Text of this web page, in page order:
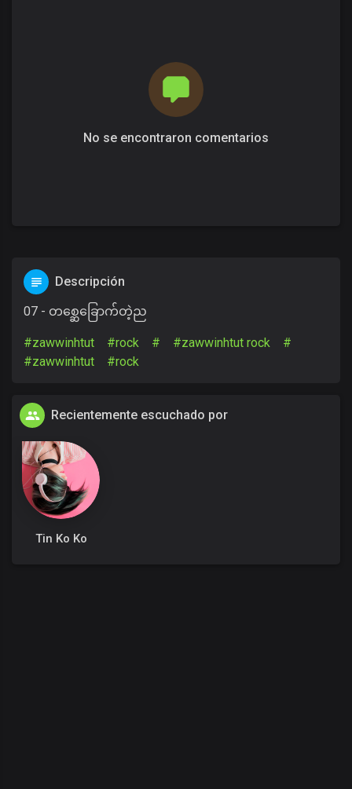
No se encontraron comentarios
Descripción
07 - တစ္ဆေခြောက်တဲ့ည
#zawwinhtut #rock # #zawwinhtut rock
#
#zawwinhtut
#rock
Recientemente escuchado por
Tin Ko Ko